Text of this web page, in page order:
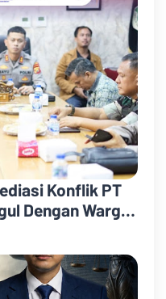
Konflik PT
Dengan Warga